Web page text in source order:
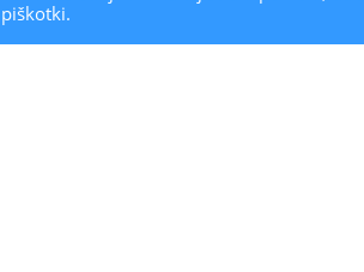
piškotki.